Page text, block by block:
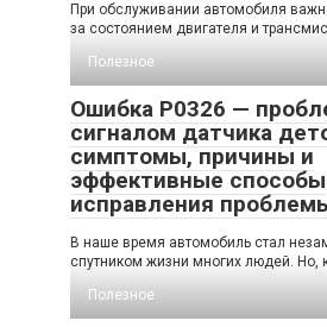
При обслуживании автомобиля
за состоянием двигателя и
Полезное
Ошибка P0326 —
сигналом датчика
симптомы, причины и
эффективные способы
исправления
В наше время автомобиль стал
спутником жизни многих людей. Но,
Полезное